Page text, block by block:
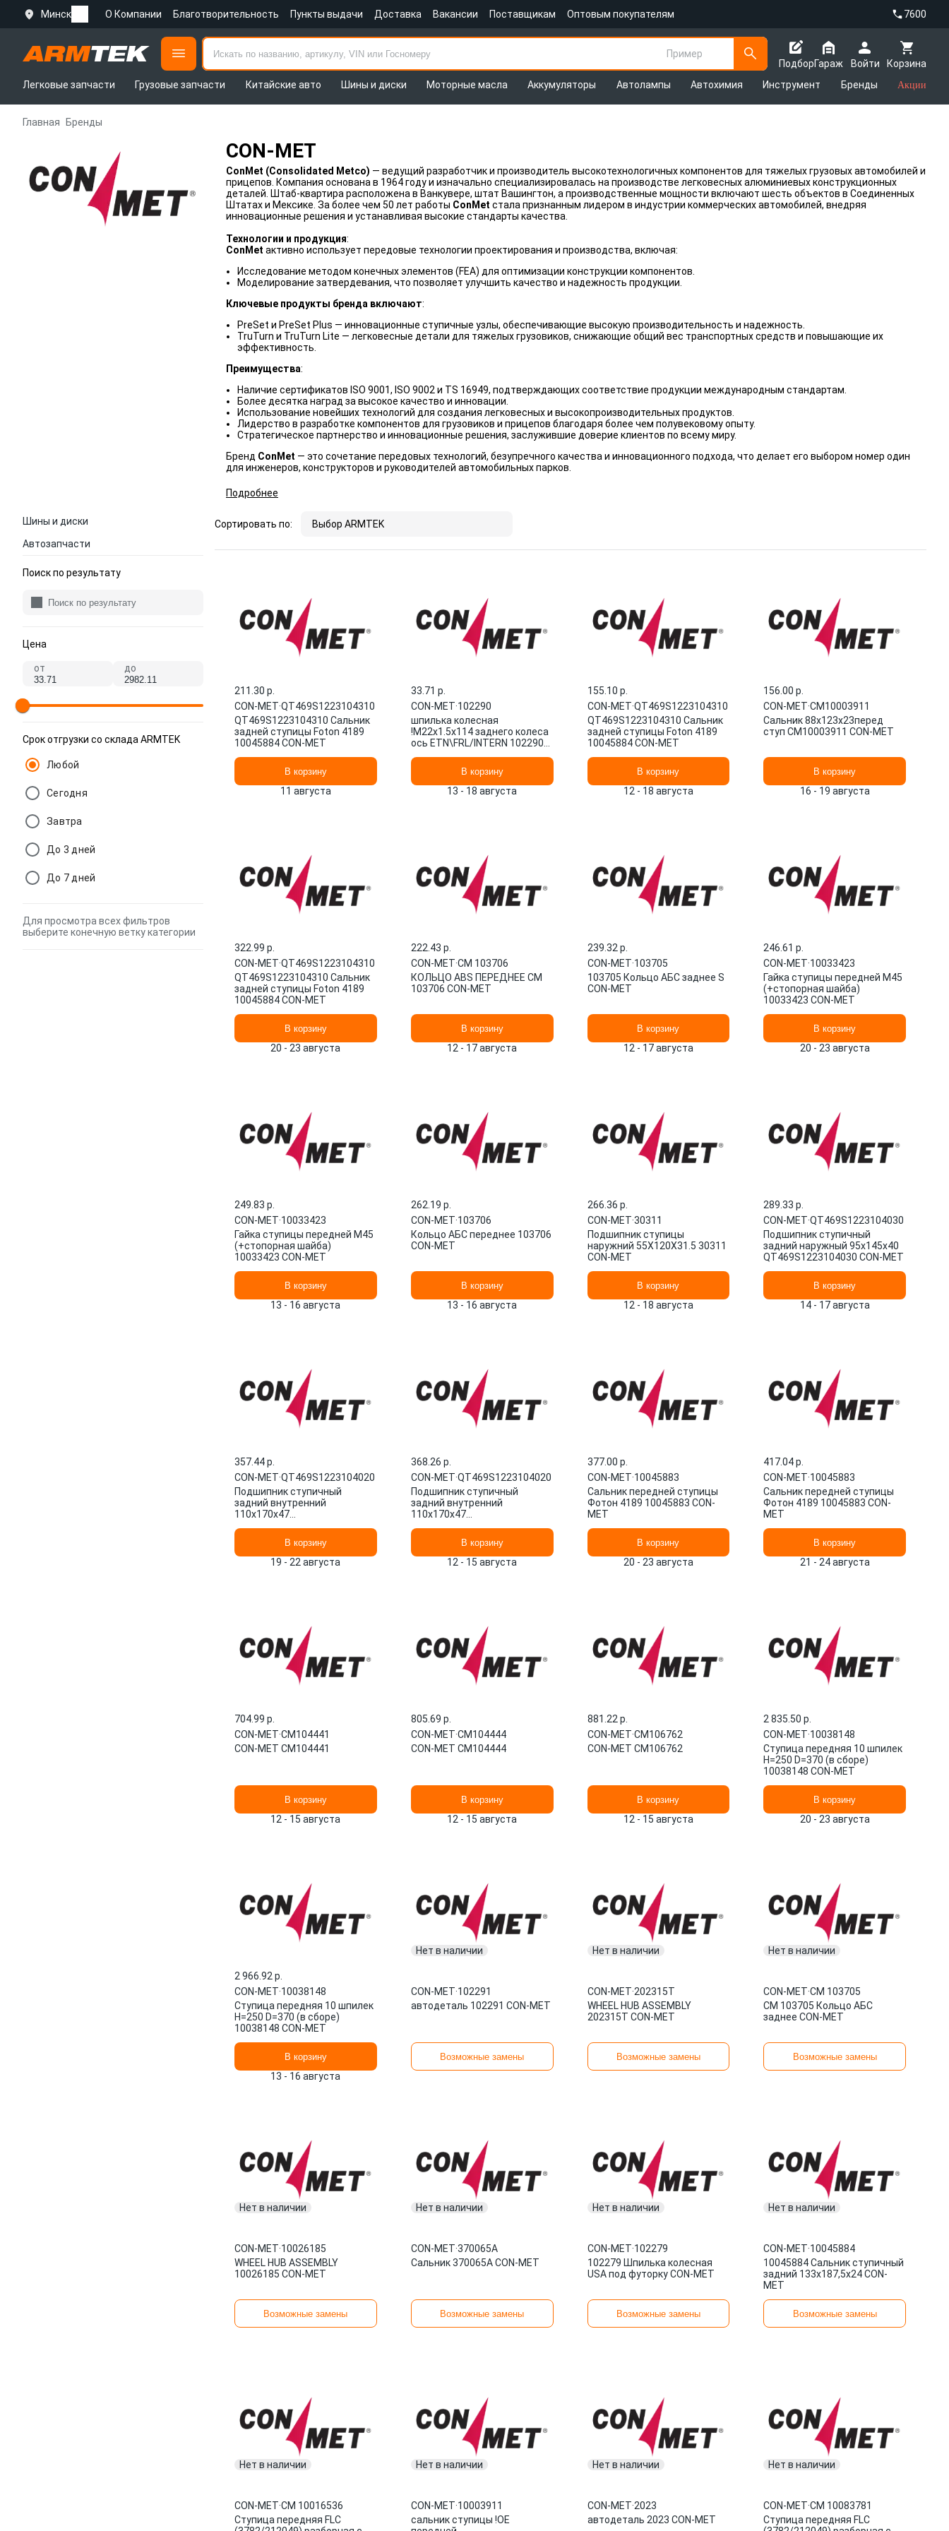
Минск О Компании Благотворительность Пункты выдачи Доставка Вакансии Поставщикам Оптовым покупателям 7600
Пример
Подбор
Корзина
Гараж
Войти
Легковые запчасти
Грузовые запчасти Китайские авто Шины и диски Моторные масла Аккумуляторы Автолампы Автохимия Инструмент Бренды Акции
Главная Бренды
CON-MET
ConMet (Consolidated Metco) — ведущий разработчик и производитель высокотехнологичных компонентов для тяжелых грузовых автомобилей и
прицепов. Компания основана в 1964 году и изначально специализировалась на производстве легковесных алюминиевых конструкционных
деталей. Штаб-квартира расположена в Ванкувере, штат Вашингтон, а производственные мощности включают шесть объектов в Соединенных
Штатах и Мексике. За более чем 50 лет работы ConMet стала признанным лидером в индустрии коммерческих автомобилей, внедряя
инновационные решения и устанавливая высокие стандарты качества.
Технологии и продукция:
ConMet активно использует передовые технологии проектирования и производства, включая:
Исследование методом конечных элементов (FEA) для оптимизации конструкции компонентов.
Моделирование затвердевания, что позволяет улучшить качество и надежность продукции.
Ключевые продукты бренда включают:
PreSet и PreSet Plus — инновационные ступичные узлы, обеспечивающие высокую производительность и надежность.
TruTurn и TruTurn Lite — легковесные детали для тяжелых грузовиков, снижающие общий вес транспортных средств и повышающие их
эффективность.
Преимущества:
Наличие сертификатов ISO 9001, ISO 9002 и TS 16949, подтверждающих соответствие продукции международным стандартам.
Более десятка наград за высокое качество и инновации.
Использование новейших технологий для создания легковесных и высокопроизводительных продуктов.
Лидерство в разработке компонентов для грузовиков и прицепов благодаря более чем полувековому опыту.
Стратегическое партнерство и инновационные решения, заслужившие доверие клиентов по всему миру.
Бренд ConMet — это сочетание передовых технологий, безупречного качества и инновационного подхода, что делает его выбором номер один
для инженеров, конструкторов и руководителей автомобильных парков.
Подробнее
Шины и диски
Автозапчасти
Поиск по результату
Цена
от до
Срок отгрузки со склада ARMTEK
Любой
Сегодня
Завтра
До 3 дней
До 7 дней
Для просмотра всех фильтров
выберите конечную ветку категории
Сортировать по: Выбор ARMTEK
211.30 p.
CON-MET·QT469S1223104310
QT469S1223104310 Сальник
задней ступицы Foton 4189
10045884 CON-MET
В корзину
11 августа
33.71 p.
CON-MET·102290
шпилька колесная
!M22x1.5x114 заднего колеса
ось ETN\FRL/INTERN 102290
В корзину
13 - 18 августа
155.10 p.
CON-MET·QT469S1223104310
QT469S1223104310 Сальник
задней ступицы Foton 4189
10045884 CON-MET
В корзину
12 - 18 августа
156.00 p.
CON-MET·CM10003911
Сальник 88х123х23перед
ступ CM10003911 CON-MET
В корзину
16 - 19 августа
322.99 p.
CON-MET·QT469S1223104310
QT469S1223104310 Сальник
задней ступицы Foton 4189
10045884 CON-MET
В корзину
20 - 23 августа
222.43 p.
CON-MET·CM 103706
КОЛЬЦО ABS ПЕРЕДНЕЕ CM
103706 CON-MET
В корзину
12 - 17 августа
239.32 p.
CON-MET·103705
103705 Кольцо АБС заднее S
CON-MET
В корзину
12 - 17 августа
246.61 p.
CON-MET·10033423
Гайка ступицы передней M45
(+стопорная шайба)
10033423 CON-MET
В корзину
20 - 23 августа
249.83 p.
CON-MET·10033423
Гайка ступицы передней M45
(+стопорная шайба)
10033423 CON-MET
В корзину
13 - 16 августа
262.19 p.
CON-MET·103706
Кольцо АБС переднее 103706
CON-MET
В корзину
13 - 16 августа
266.36 p.
CON-MET·30311
Подшипник ступицы
наружний 55X120X31.5 30311
CON-MET
В корзину
12 - 18 августа
289.33 p.
CON-MET·QT469S1223104030
Подшипник ступичный
задний наружный 95x145x40
QT469S1223104030 CON-MET
В корзину
14 - 17 августа
357.44 p.
CON-MET·QT469S1223104020
Подшипник ступичный
задний внутренний
110x170x47
В корзину
19 - 22 августа
368.26 p.
CON-MET·QT469S1223104020
Подшипник ступичный
задний внутренний
110x170x47
В корзину
12 - 15 августа
377.00 p.
CON-MET·10045883
Сальник передней ступицы
Фотон 4189 10045883 CON-
MET
В корзину
20 - 23 августа
417.04 p.
CON-MET·10045883
Сальник передней ступицы
Фотон 4189 10045883 CON-
MET
В корзину
21 - 24 августа
704.99 p.
CON-MET·CM104441
CON-MET CM104441
В корзину
12 - 15 августа
805.69 p.
CON-MET·CM104444
CON-MET CM104444
В корзину
12 - 15 августа
881.22 p.
CON-MET·CM106762
CON-MET CM106762
В корзину
12 - 15 августа
2 835.50 p.
CON-MET·10038148
Ступица передняя 10 шпилек
H=250 D=370 (в сборе)
10038148 CON-MET
В корзину
20 - 23 августа
2 966.92 p.
CON-MET·10038148
Ступица передняя 10 шпилек
H=250 D=370 (в сборе)
10038148 CON-MET
В корзину
13 - 16 августа
Нет в наличии
CON-MET·102291
автодеталь 102291 CON-MET
Возможные замены
Нет в наличии
CON-MET·202315T
WHEEL HUB ASSEMBLY
202315T CON-MET
Возможные замены
Нет в наличии
CON-MET·CM 103705
CM 103705 Кольцо АБС
заднее CON-MET
Возможные замены
Нет в наличии
CON-MET·10026185
WHEEL HUB ASSEMBLY
10026185 CON-MET
Возможные замены
Нет в наличии
CON-MET·370065A
Сальник 370065A CON-MET
Возможные замены
Нет в наличии
CON-MET·102279
102279 Шпилька колесная
USA под футорку CON-MET
Возможные замены
Нет в наличии
CON-MET·10045884
10045884 Сальник ступичный
задний 133x187,5x24 CON-
MET
Возможные замены
Нет в наличии
CON-MET·CM 10016536
Ступица передняя FLC
Нет в наличии
CON-MET·10003911
сальник ступицы !OE
Нет в наличии
CON-MET·2023
автодеталь 2023 CON-MET
Нет в наличии
CON-MET·CM 10083781
Ступица передняя FLC